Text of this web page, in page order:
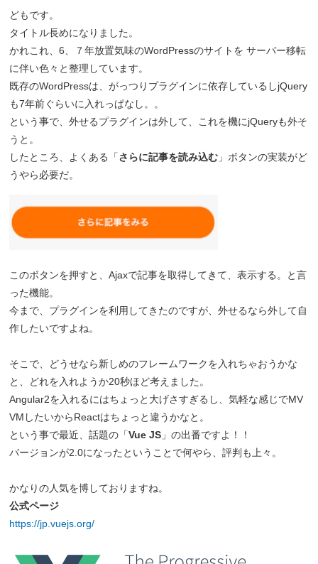
どもです。
タイトル長めになりました。
かれこれ、6、７年放置気味のWordPressのサイトを サーバー移転
に伴い色々と整理しています。
既存のWordPressは、がっつりプラグインに依存しているしjQuery
も7年前ぐらいに入れっぱなし。。
という事で、外せるプラグインは外して、これを機にjQueryも外そ
うと。
したところ、よくある「さらに記事を読み込む 」ボタンの実装がど
うやら必要だ。
このボタンを押すと、Ajaxで記事を取得してきて、表示する。と言
った機能。
今まで、プラグインを利用してきたのですが、外せるなら外して自
作したいですよね。
そこで、どうせなら新しめのフレームワークを入れちゃおうかな
と、どれを入れようか20秒ほど考えました。
Angular2を入れるにはちょっと大げさすぎるし、気軽な感じでMV
VMしたいからReactはちょっと違うかなと。
という事で最近、話題の「Vue JS 」の出番ですよ！！
バージョンが2.0になったということで何やら、評判も上々。
かなりの人気を博しておりますね。
公式ページ
https://jp.vuejs.org/